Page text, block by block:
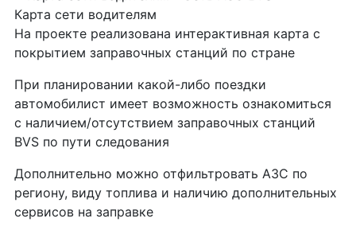
Карта сети водителям
На проекте реализована интерактивная карта с
покрытием заправочных станций по стране
При планировании какой-либо поездки
автомобилист имеет возможность ознакомиться
с наличием/отсутствием заправочных станций
BVS по пути следования
Дополнительно можно отфильтровать АЗС по
региону, виду топлива и наличию дополнительных
сервисов на заправке